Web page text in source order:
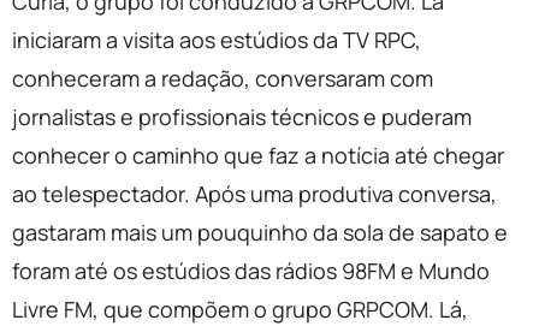
iniciaram a visita aos estúdios da TV RPC,
conheceram a redação, conversaram com
jornalistas e profissionais técnicos e puderam
conhecer o caminho que faz a notícia até chegar
ao telespectador. Após uma produtiva conversa,
gastaram mais um pouquinho da sola de sapato e
foram até os estúdios das rádios 98FM e Mundo
Livre FM, que compõem o grupo GRPCOM. Lá,